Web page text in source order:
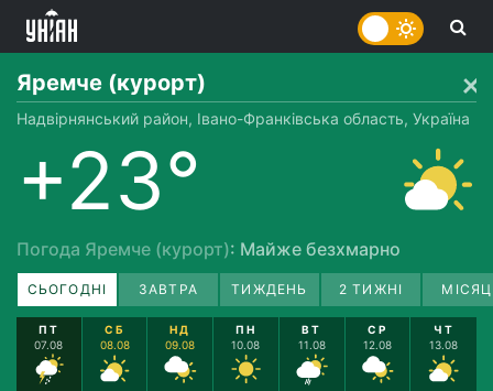
Яремче (курорт)
Надвірнянський район, Івано-Франківська область, Україна
+23°
Погода Яремче (курорт): Майже безхмарно
СЬОГОДНІ ЗАВТРА ТИЖДЕНЬ 2 ТИЖНІ
ПТ
07.08
СБ
08.08
НД
09.08
ПН
10.08
ВТ
11.08
СР
12.08
ЧТ
13.08